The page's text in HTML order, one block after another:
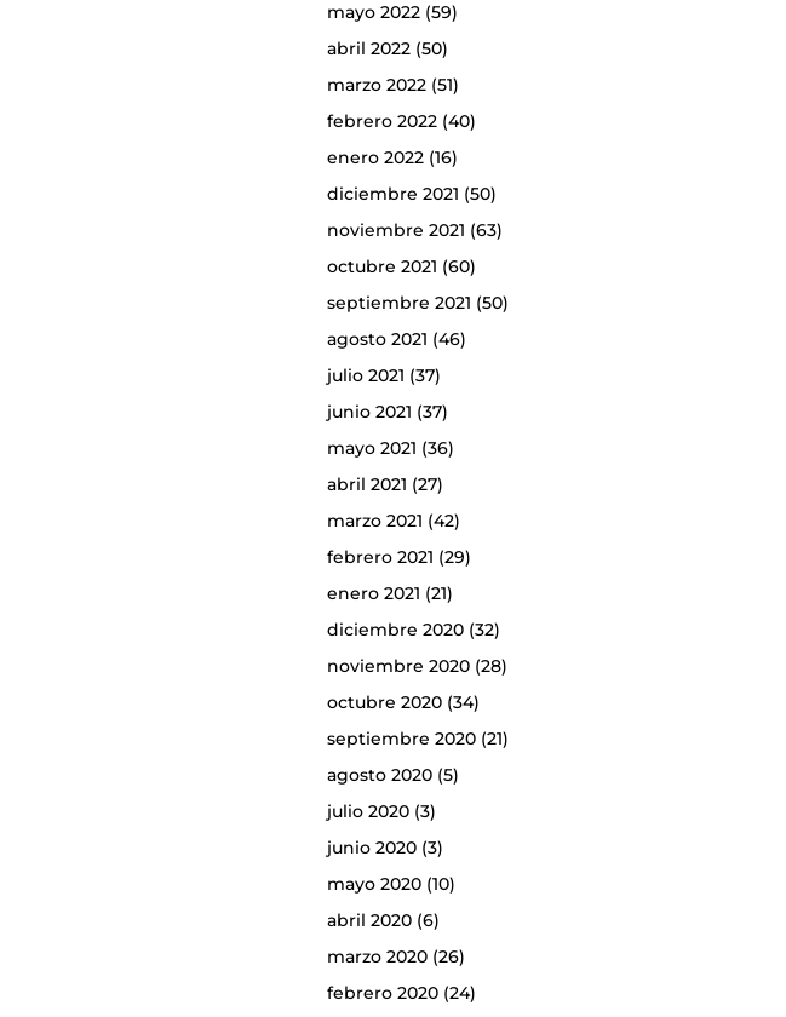
mayo 2022(59)
abril 2022(50)
marzo 2022(51)
febrero 2022(40)
enero 2022(16)
diciembre 2021 (50)
noviembre 2021 (63)
octubre 2021 (60)
septiembre 2021 (50)
agosto 2021 (46)
julio 2021 (37)
junio 2021 (37)
mayo 2021 (36)
abril 2021 (27)
marzo 2021 (42)
febrero 2021 (29)
enero 2021 (21)
diciembre 2020(32)
noviembre 2020(28)
octubre 2020(34)
septiembre 2020(21)
agosto 2020(5)
julio 2020(3)
junio 2020(3)
mayo 2020(10)
abril 2020(6)
marzo 2020(26)
febrero 2020(24)